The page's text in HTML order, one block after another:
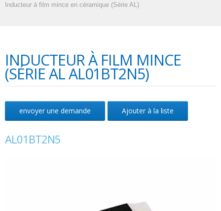
Inducteur à film mince en céramique (Série AL)
INDUCTEUR À FILM MINCE
(SÉRIE AL AL01BT2N5)
envoyer une demande Ajouter à la liste
AL01BT2N5